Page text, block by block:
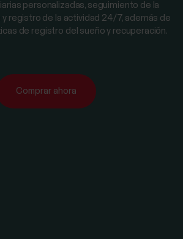
personalizadas, seguimiento de la
registro de la actividad 24/7, además de
de registro del sueño y recuperación.
Comprar ahora